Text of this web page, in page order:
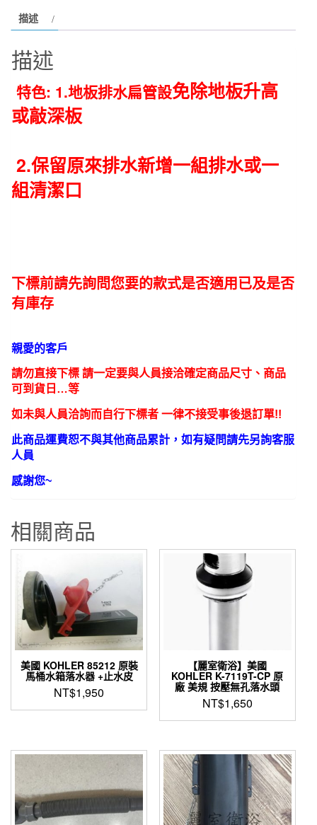
吋
排
水
管
專
扁
管.
降
度
標
長
度
100
公
分
量
描述
描述
特色: 1.地板排水扁管設免除地板升高
或敲深板
2.保留原來排水新增一組排水或一
組清潔口
下標前請先詢問您要的款式是否適用已及是否
有庫存
親愛的客戶
請勿直接下標 請一定要與人員接洽確定商品尺寸、商品
可到貨日…等
如未與人員洽詢而自行下標者 一律不接受事後退訂單!!
此商品運費恕不與其他商品累計，如有疑問請先另詢客服
人員
感謝您~
相關商品
美國 KOHLER 85212 原裝
馬桶水箱落水器 +止水皮
NT$1,950
【麗室衛浴】美國
KOHLER K-7119T-CP 原
廠 美規 按壓無孔落水頭
NT$1,650